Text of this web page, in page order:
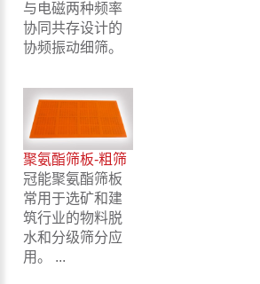
与电磁两种频率
协同共存设计的
协频振动细筛。
聚氨酯筛板-粗筛
冠能聚氨酯筛板
常用于选矿和建
筑行业的物料脱
水和分级筛分应
用。 ...